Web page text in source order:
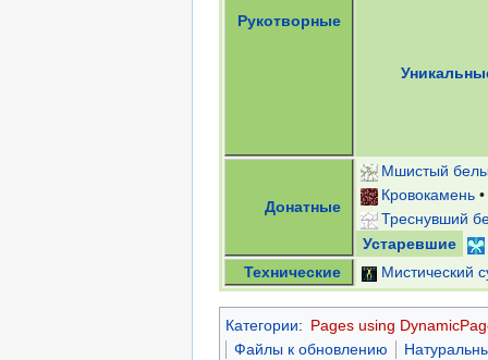
Рукотворные
Донатные
Мшистый
Кровокамень
Треснувший
Устаревшие
Технические
Мистический
Категории: Pages using
Файлы к обновлению